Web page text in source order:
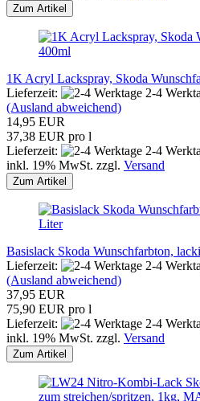
Zum Artikel
1K Acryl Lackspray, Skoda
Lieferzeit:
2-4
(Ausland abweichend)
14,95 EUR
37,38 EUR pro l
Lieferzeit:
2-4
inkl. 19% MwSt. zzgl. Versand
Zum Artikel
Basislack Skoda Wunschfarbton,
Lieferzeit:
2-4
(Ausland abweichend)
37,95 EUR
75,90 EUR pro l
Lieferzeit:
2-4
inkl. 19% MwSt. zzgl. Versand
Zum Artikel